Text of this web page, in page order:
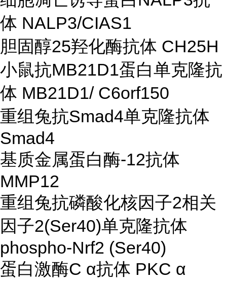
体 NALP3/CIAS1
胆固醇25羟化酶抗体 CH25H
小鼠抗MB21D1蛋白单克隆抗
体 MB21D1/ C6orf150
重组兔抗Smad4单克隆抗体
Smad4
基质金属蛋白酶-12抗体
MMP12
重组兔抗磷酸化核因子2相关
因子2(Ser40)单克隆抗体
phospho-Nrf2 (Ser40)
蛋白激酶C α抗体 PKC α